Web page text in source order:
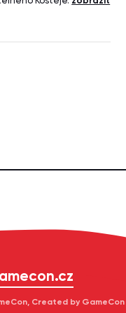
Created by GameCon